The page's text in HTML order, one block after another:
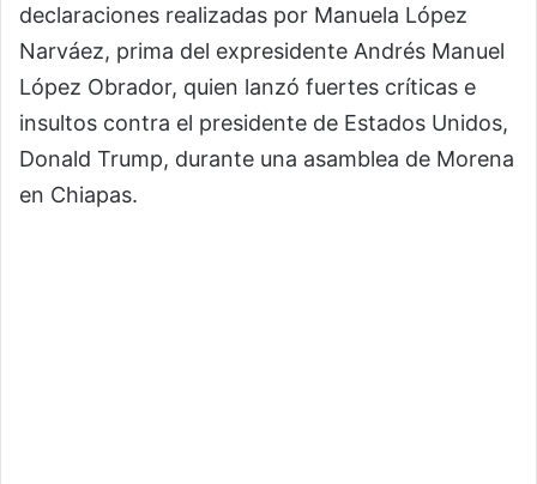
declaraciones realizadas por Manuela López
Narváez, prima del expresidente Andrés Manuel
López Obrador, quien lanzó fuertes críticas e
insultos contra el presidente de Estados Unidos,
Donald Trump, durante una asamblea de Morena
en Chiapas.